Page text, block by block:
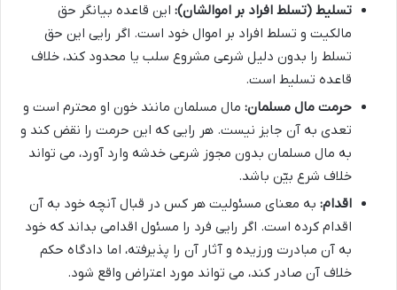
تسلیط (تسلط افراد بر اموالشان): این قاعده بیانگر حق
مالکیت و تسلط افراد بر اموال خود است. اگر رایی این حق
تسلط را بدون دلیل شرعی مشروع سلب یا محدود کند، خلاف
قاعده تسلیط است.
حرمت مال مسلمان: مال مسلمان مانند خون او محترم است و
تعدی به آن جایز نیست. هر رایی که این حرمت را نقض کند و
به مال مسلمان بدون مجوز شرعی خدشه وارد آورد، می تواند
خلاف شرع بیّن باشد.
اقدام: به معنای مسئولیت هر کس در قبال آنچه خود به آن
اقدام کرده است. اگر رایی فرد را مسئول اقدامی بداند که خود
به آن مبادرت ورزیده و آثار آن را پذیرفته، اما دادگاه حکم
خلاف آن صادر کند، می تواند مورد اعتراض واقع شود.